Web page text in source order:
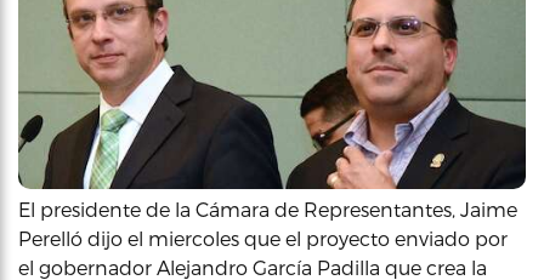
El presidente de la Cámara de Representantes, Jaime
Perelló dijo el miercoles que el proyecto enviado por
el gobernador Alejandro García Padilla que crea la